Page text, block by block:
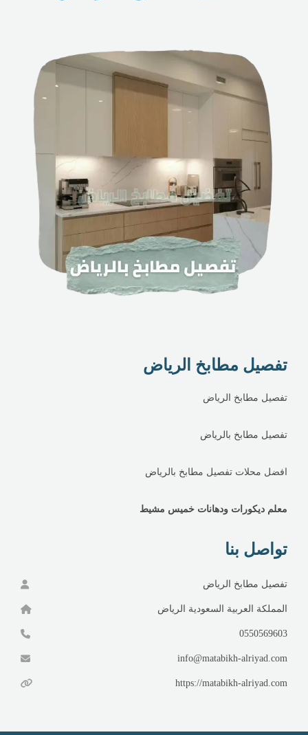
تفصيل مطابخ الرياض
تفصيل مطابخ الرياض
تفصيل مطابخ بالرياض
افضل محلات تفصيل مطابخ بالرياض
معلم ديكورات ودهانات خميس مشيط
تواصل بنا
تفصيل مطابخ الرياض
المملكة العربية السعودية الرياض
0550569603
info@matabikh-alriyad.com
https://matabikh-alriyad.com